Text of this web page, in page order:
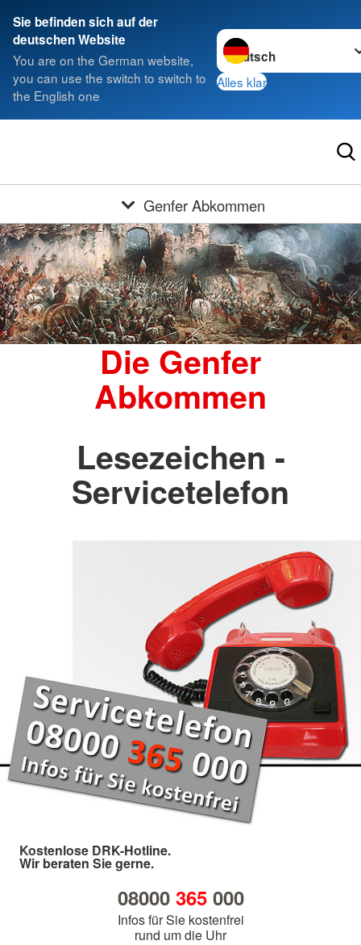
Sie befinden sich auf der
deutschen Website
You are on the German website,
you can use the switch to switch to
the English one
Sprache wechseln zu
Alles klar
Genfer Abkommen
Die Genfer
Abkommen
Lesezeichen -
Servicetelefon
Kostenlose DRK-Hotline.
Wir beraten Sie gerne.
08000 365000
Infos für Sie kostenfrei
rund um die Uhr